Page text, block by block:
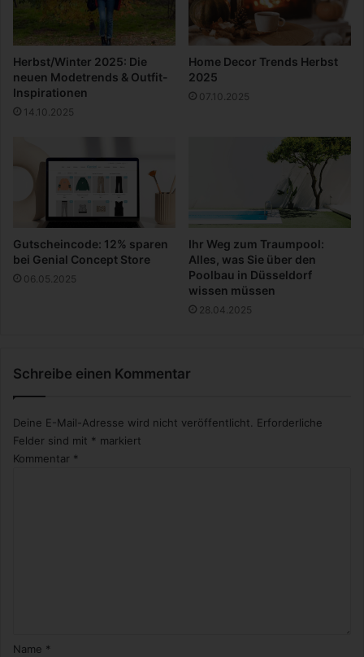
M
e
e
r
Herbst/Winter 2025: Die
neuen Modetrends & Outfit-
Inspirationen
14.10.2025
Home Decor Trends Herbst
2025
07.10.2025
Gutscheincode: 12% sparen
bei Genial Concept Store
06.05.2025
Ihr Weg zum Traumpool:
Alles, was Sie über den
Poolbau in Düsseldorf
wissen müssen
28.04.2025
Schreibe einen Kommentar
Deine E-Mail-Adresse wird nicht veröffentlicht. Erforderliche
Felder sind mit * markiert
Kommentar *
Name *